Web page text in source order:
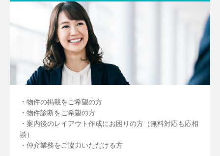
・物件の掲載をご希望の方
・物件診断をご希望の方
・案内後のレイアウト作成にお困りの方（無料対応も応相
談）
・仲介業務をご協力いただける方